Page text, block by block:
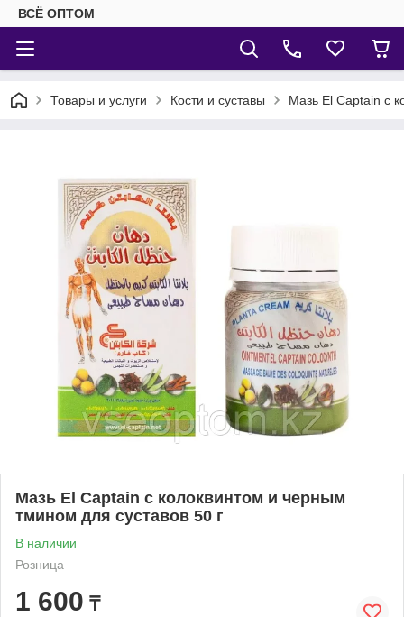
ВСЁ ОПТОМ
Товары и услуги Кости и суставы Мазь El Captain с
Мазь El Captain с колоквинтом и черным
тмином для суставов 50 г
В наличии
Розница
1 600 ₸